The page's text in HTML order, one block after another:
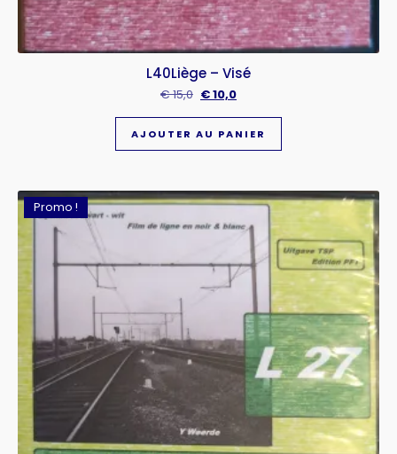
L40Liège – Visé
€15,0 €10,0
AJOUTER AU PANIER
Promo !